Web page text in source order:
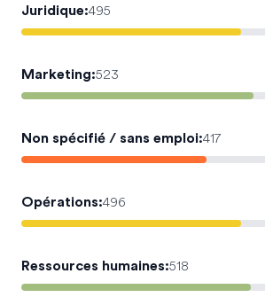
Juridique:495
Marketing:523
Non spécifié / sans emploi:417
Opérations:496
Ressources humaines:518